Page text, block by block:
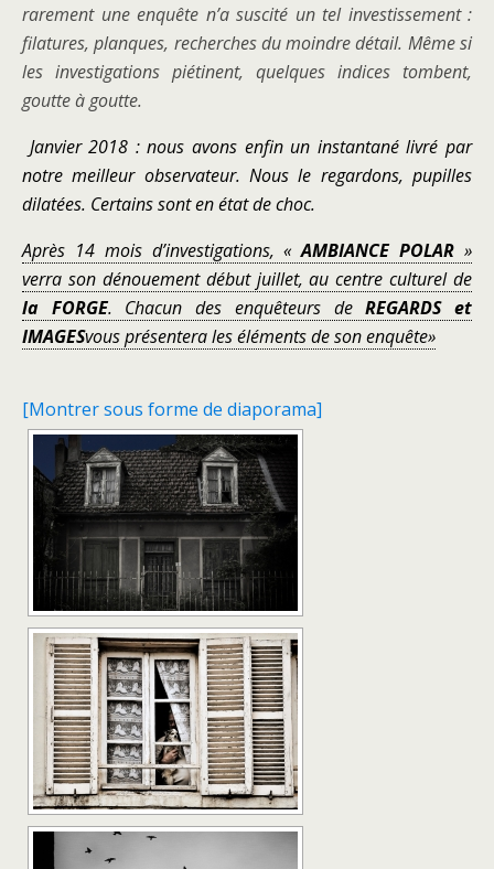
rarement une enquête n’a suscité un tel investissement :
filatures, planques, recherches du moindredétail. Même si
les investigations piétinent, quelques indices tombent,
goutte à goutte.
Janvier 2018 : nous avons enfin un instantané livré par
notre meilleur observateur. Nous le regardons, pupilles
dilatées. Certains sont en état de choc.
Après 14 mois d’investigations, «AMBIANCE POLAR»
verra son dénouement début juillet, au centre culturel de
la FORGE. Chacun des enquêteurs deREGARDS et
IMAGESvous présentera les éléments de son enquête»
[Montrer sous forme de diaporama]